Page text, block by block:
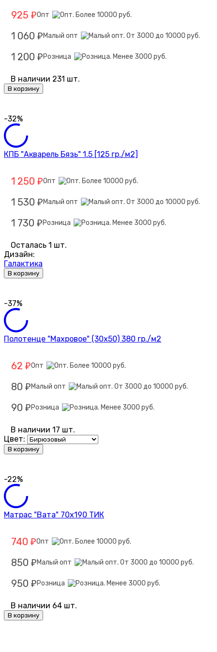
925 ₽Опт
1 060 ₽ Малый опт
1 200 ₽ Розница
В наличии 231 шт.
В корзину
-32%
КПБ "Акварель Бязь" 1.5 [125 гр./м2]
1 250 ₽Опт
1 530 ₽ Малый опт
1 730 ₽ Розница
Осталась 1 шт.
Дизайн:
Галактика
В корзину
-37%
Полотенце "Махровое" (30х50) 380 гр./м2
62 ₽Опт
80 ₽ Малый опт
90 ₽ Розница
В наличии 17 шт.
Цвет:
В корзину
-22%
Матрас "Вата" 70х190 ТИК
740 ₽Опт
850 ₽ Малый опт
950 ₽ Розница
В наличии 64 шт.
В корзину